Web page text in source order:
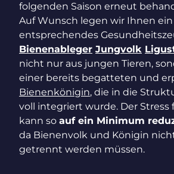
folgenden Saison erneut
Auf Wunsch legen wir Ihnen ein
entsprechendes
Bienenableger Jungvolk
nicht nur aus jungen Tieren,
einer bereits begatteten und
Bienenkönigin, die in die
voll integriert wurde. Der Stress
kann so auf ein Minimum
da Bienenvolk und Königin
getrennt werden müssen.